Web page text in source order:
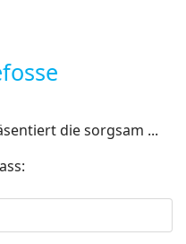
die sorgsam ...